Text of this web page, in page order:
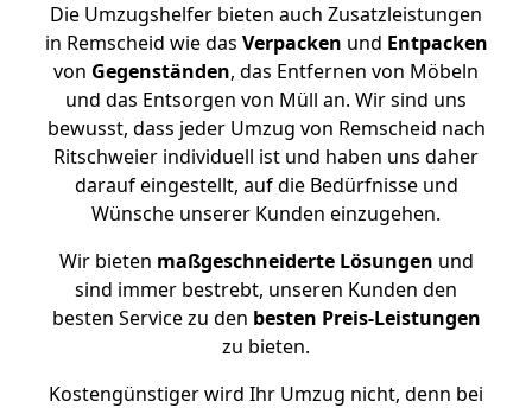
Die Umzugshelfer bieten auch Zusatzleistungen
in Remscheid wie das Verpacken und Entpacken
von Gegenständen, das Entfernen von Möbeln
und das Entsorgen von Müll an. Wir sind uns
bewusst, dass jeder Umzug von Remscheid nach
Ritschweier individuell ist und haben uns daher
darauf eingestellt, auf die Bedürfnisse und
Wünsche unserer Kunden einzugehen.
Wir bieten maßgeschneiderte Lösungen und
sind immer bestrebt, unseren Kunden den
besten Service zu den besten Preis-Leistungen
zu bieten.
Kostengünstiger wird Ihr Umzug nicht, denn bei